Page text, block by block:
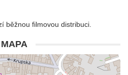
běžnou filmovou distribuci.
MAPA